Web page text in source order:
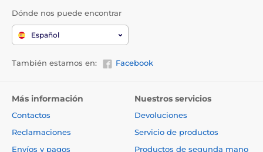
Dónde nos puede encontrar
Español
También estamos en: Facebook
Más información
Contactos
Reclamaciones
Envíos y pagos
Nuestros servicios
Devoluciones
Servicio de productos
Productos de segunda mano